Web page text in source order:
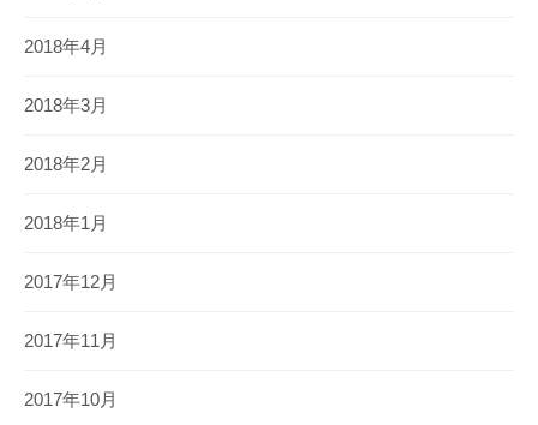
2018年4月
2018年3月
2018年2月
2018年1月
2017年12月
2017年11月
2017年10月